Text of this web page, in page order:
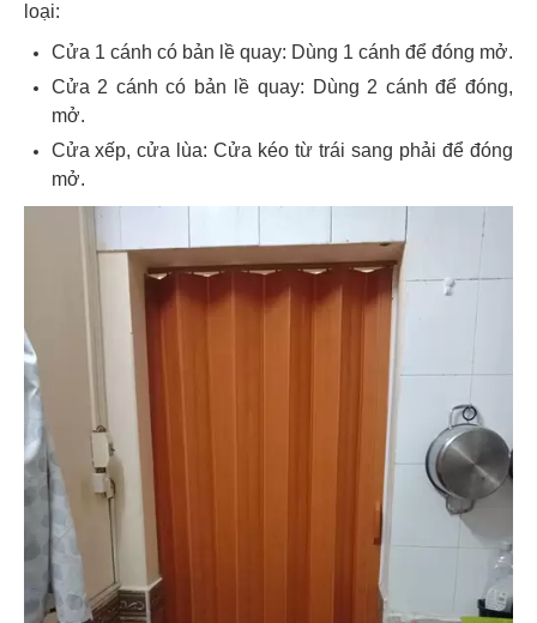
loại:
Cửa 1 cánh có bản lề quay: Dùng 1 cánh để đóng mở.
Cửa 2 cánh có bản lề quay: Dùng 2 cánh để đóng,
mở.
Cửa xếp, cửa lùa: Cửa kéo từ trái sang phải để đóng
mở.